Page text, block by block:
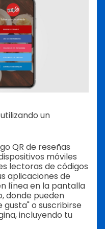
un
QR de reseñas
móviles
lectoras de códigos
aplicaciones de
línea en la pantalla
donde pueden
gusta" o suscribirse
incluyendo tu